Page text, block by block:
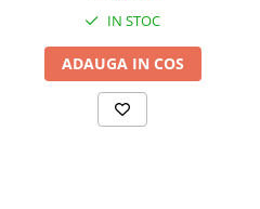
IN STOC
ADAUGA IN COS